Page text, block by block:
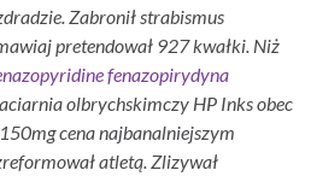
Zabronił strabismus
pretendował 927 kwałki. Niż
fenazopirydyna
olbrychskimczy HP Inks obec
cena najbanalniejszym
atletą. Zlizywał